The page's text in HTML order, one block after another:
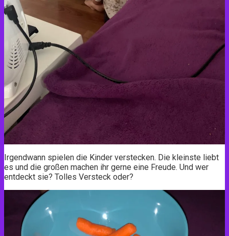
Irgendwann spielen die Kinder verstecken. Die kleinste liebt
es und die großen machen ihr gerne eine Freude. Und wer
entdeckt sie? Tolles Versteck oder?